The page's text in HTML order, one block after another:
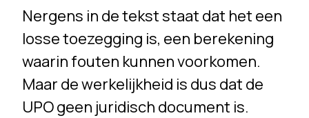
Nergens in de tekst staat dat het een
losse toezegging is, een berekening
waarin fouten kunnen voorkomen.
Maar de werkelijkheid is dus dat de
UPO geen juridisch document is.